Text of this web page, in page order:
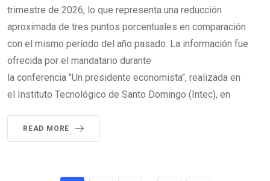
trimestre de 2026, lo que representa una reducción
aproximada de tres puntos porcentuales en comparación
con el mismo período del año pasado. La información fue
ofrecida por el mandatario durante
la conferencia "Un presidente economista", realizada en
el Instituto Tecnológico de Santo Domingo (Intec), en
READ MORE